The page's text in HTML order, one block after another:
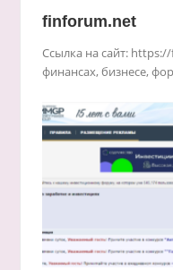
finforum.net
Ссылка на сайт:
финансах, бизнесе,